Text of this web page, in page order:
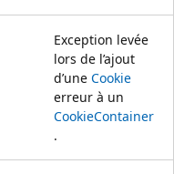
Exception levée
lors de l’ajout
d’une Cookie
erreur à un
CookieContainer
.